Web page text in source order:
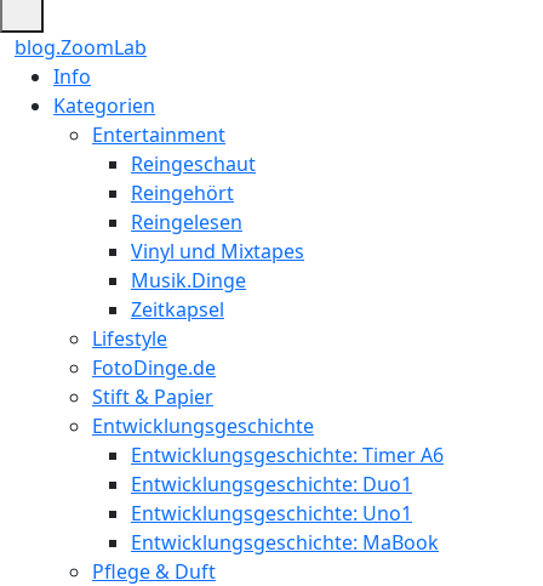
blog.ZoomLab
ZoomLab
//
Info
Kategorien
Entertainment
Reingeschaut
Reingehört
Reingelesen
Vinyl und Mixtapes
Musik.Dinge
Zeitkapsel
Lifestyle
FotoDinge.de
Stift & Papier
Entwicklungsgeschichte
Entwicklungsgeschichte: Timer A6
Entwicklungsgeschichte: Duo1
Entwicklungsgeschichte: Uno1
Entwicklungsgeschichte: MaBook
Pflege & Duft